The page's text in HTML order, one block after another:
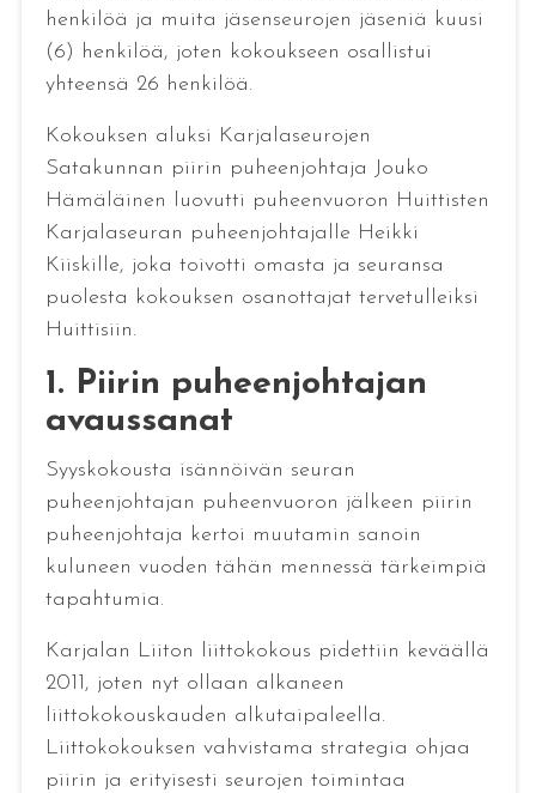
henkilöä ja muita jäsenseurojen jäseniä kuusi
(6) henkilöä, joten kokoukseen osallistui
yhteensä 26 henkilöä.
Kokouksen aluksi Karjalaseurojen
Satakunnan piirin puheenjohtaja Jouko
Hämäläinen luovutti puheenvuoron Huittisten
Karjalaseuran puheenjohtajalle Heikki
Kiiskille, joka toivotti omasta ja seuransa
puolesta kokouksen osanottajat tervetulleiksi
Huittisiin.
1. Piirin puheenjohtajan
avaussanat
Syyskokousta isännöivän seuran
puheenjohtajan puheenvuoron jälkeen piirin
puheenjohtaja kertoi muutamin sanoin
kuluneen vuoden tähän mennessä tärkeimpiä
tapahtumia.
Karjalan Liiton liittokokous pidettiin keväällä
2011, joten nyt ollaan alkaneen
liittokokouskauden alkutaipaleella.
Liittokokouksen vahvistama strategia ohjaa
piirin ja erityisesti seurojen toimintaa